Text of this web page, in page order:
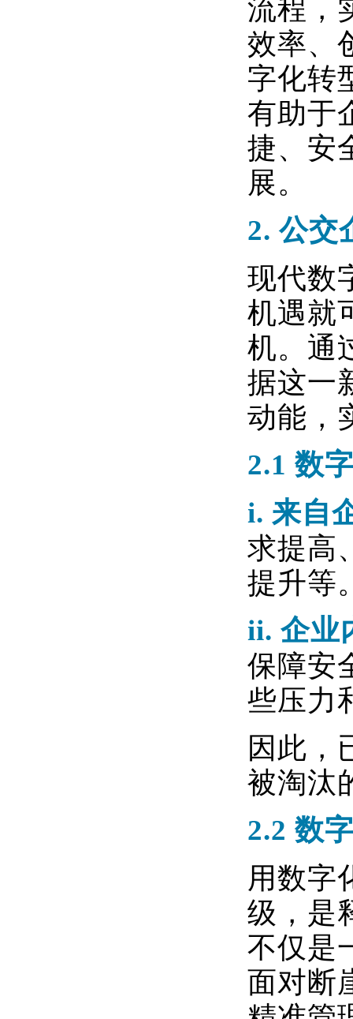
流程，
效率、
字化转
有助于
捷、安
展。
2.公交
现代数
机遇就
机。通
据这一
动能，
2.1 数
i. 来自
求提高
提升等
ii. 企业
保障安
些压力
因此，
被淘汰
2.2 数
用数字
级，是
不仅是
面对断